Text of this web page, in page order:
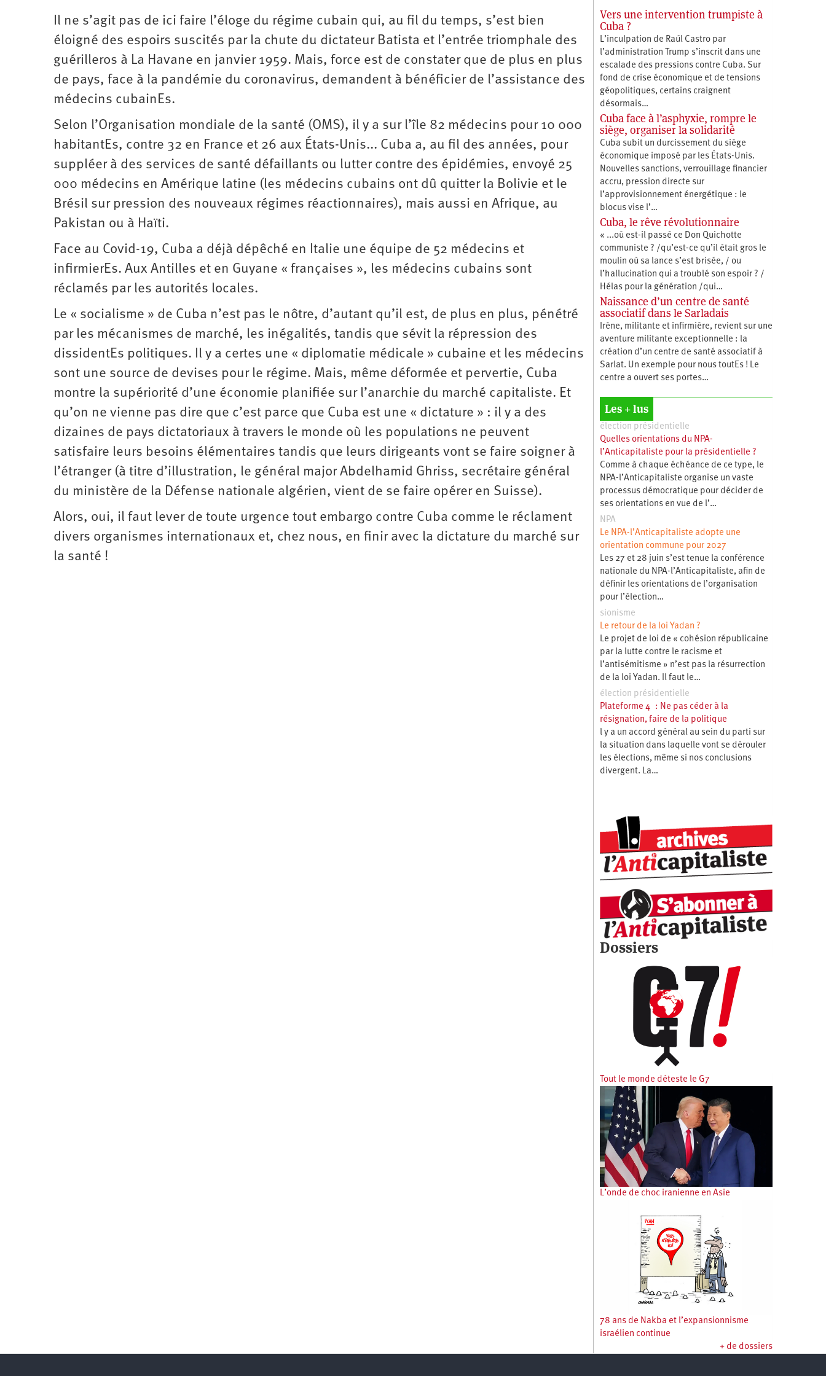
Il ne s’agit pas de ici faire l’éloge du régime cubain qui, au fil du temps, s’est bien
éloigné des espoirs suscités par la chute du dictateur Batista et l’entrée triomphale des
guérilleros à La Havane en janvier 1959. Mais, force est de constater que de plus en plus
de pays, face à la pandémie du coronavirus, demandent à bénéficier de l’assistance des
médecins cubainEs.
Selon l’Organisation mondiale de la santé (OMS), il y a sur l’île 82 médecins pour 10 000
habitantEs, contre 32 en France et 26 aux États-Unis... Cuba a, au fil des années, pour
suppléer à des services de santé défaillants ou lutter contre des épidémies, envoyé 25
000 médecins en Amérique latine (les médecins cubains ont dû quitter la Bolivie et le
Brésil sur pression des nouveaux régimes réactionnaires), mais aussi en Afrique, au
Pakistan ou à Haïti.
Face au Covid-19, Cuba a déjà dépêché en Italie une équipe de 52 médecins et
infirmierEs. Aux Antilles et en Guyane « françaises », les médecins cubains sont
réclamés par les autorités locales.
Le « socialisme » de Cuba n’est pas le nôtre, d’autant qu’il est, de plus en plus, pénétré
par les mécanismes de marché, les inégalités, tandis que sévit la répression des
dissidentEs politiques. Il y a certes une « diplomatie médicale » cubaine et les médecins
sont une source de devises pour le régime. Mais, même déformée et pervertie, Cuba
montre la supériorité d’une économie planifiée sur l’anarchie du marché capitaliste. Et
qu’on ne vienne pas dire que c’est parce que Cuba est une « dictature » : il y a des
dizaines de pays dictatoriaux à travers le monde où les populations ne peuvent
satisfaire leurs besoins élémentaires tandis que leurs dirigeants vont se faire soigner à
l’étranger (à titre d’illustration, le général major Abdelhamid Ghriss, secrétaire général
du ministère de la Défense nationale algérien, vient de se faire opérer en Suisse).
Alors, oui, il faut lever de toute urgence tout embargo contre Cuba comme le réclament
divers organismes internationaux et, chez nous, en finir avec la dictature du marché sur
la santé !
Vers une intervention trumpiste à
Cuba ?
L’inculpation de Raúl Castro par
l’administration Trump s’inscrit dans une
escalade des pressions contre Cuba. Sur
fond de crise économique et de tensions
géopolitiques, certains craignent
désormais…
Cuba face à l’asphyxie, rompre le
siège, organiser la solidarité
Cuba subit un durcissement du siège
économique imposé par les États-Unis.
Nouvelles sanctions, verrouillage financier
accru, pression directe sur
l’approvisionnement énergétique : le
blocus vise l’…
Cuba, le rêve révolutionnaire
« ...où est-il passé ce Don Quichotte
communiste ? /qu’est-ce qu’il était gros le
moulin où sa lance s’est brisée, / ou
l’hallucination qui a troublé son espoir ? /
Hélas pour la génération /qui…
Naissance d’un centre de santé
associatif dans le Sarladais
Irène, militante et infirmière, revient sur une
aventure militante exceptionnelle : la
création d’un centre de santé associatif à
Sarlat. Un exemple pour nous toutEs ! Le
centre a ouvert ses portes…
Les + lus
élection présidentielle
Quelles orientations du NPA-
l’Anticapitaliste pour la présidentielle ?
Comme à chaque échéance de ce type, le
NPA-l’Anticapitaliste organise un vaste
processus démocratique pour décider de
ses orientations en vue de l’…
NPA
Le NPA-l’Anticapitaliste adopte une
orientation commune pour 2027
Les 27 et 28 juin s’est tenue la conférence
nationale du NPA-l’Anticapitaliste, afin de
définir les orientations de l’organisation
pour l’élection…
sionisme
Le retour de la loi Yadan ?
Le projet de loi de « cohésion républicaine
par la lutte contre le racisme et
l’antisémitisme » n’est pas la résurrection
de la loi Yadan. Il faut le…
élection présidentielle
Plateforme 4 : Ne pas céder à la
résignation, faire de la politique
l y a un accord général au sein du parti sur
la situation dans laquelle vont se dérouler
les élections, même si nos conclusions
divergent. La…
Dossiers
Tout le monde déteste le G7
L’onde de choc iranienne en Asie
78 ans de Nakba et l’expansionnisme
israélien continue
+ de dossiers